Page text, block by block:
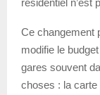
Ce changement
modifie le
gares souvent
choses : la